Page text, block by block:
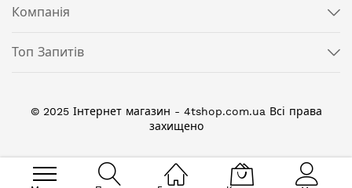
Компанія
Топ Запитів
© 2025 Інтернет магазин - 4tshop.com.ua Всі права
захищено